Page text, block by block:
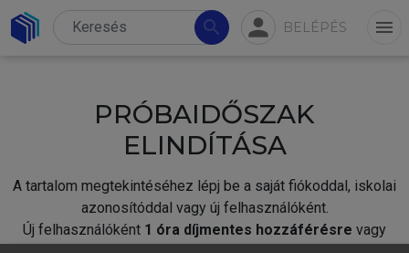
search person BELÉPÉS menu
PRÓBAIDŐSZAK
ELINDÍTÁSA
A tartalom megtekintéséhez lépj be a saját fiókoddal, iskolai
azonosítóddal vagy új felhasználóként.
Új felhasználóként 1 óra díjmentes hozzáférésre vagy